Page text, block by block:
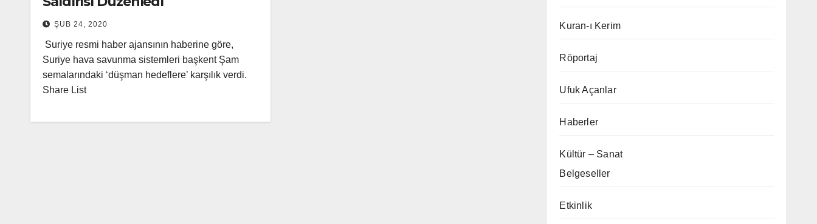
ŞUB 24, 2020
Suriye resmi haber ajansının haberine göre,
Suriye hava savunma sistemleri başkent Şam
semalarındaki ‘düşman hedeflere’ karşılık verdi.
Share List
Kuran-ı Kerim
Röportaj
Ufuk Açanlar
Haberler
Kültür – Sanat
Belgeseller
Etkinlik